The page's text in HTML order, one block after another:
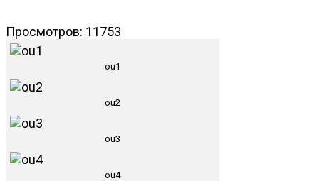
Просмотров: 11753
ou1
ou2
ou3
ou4